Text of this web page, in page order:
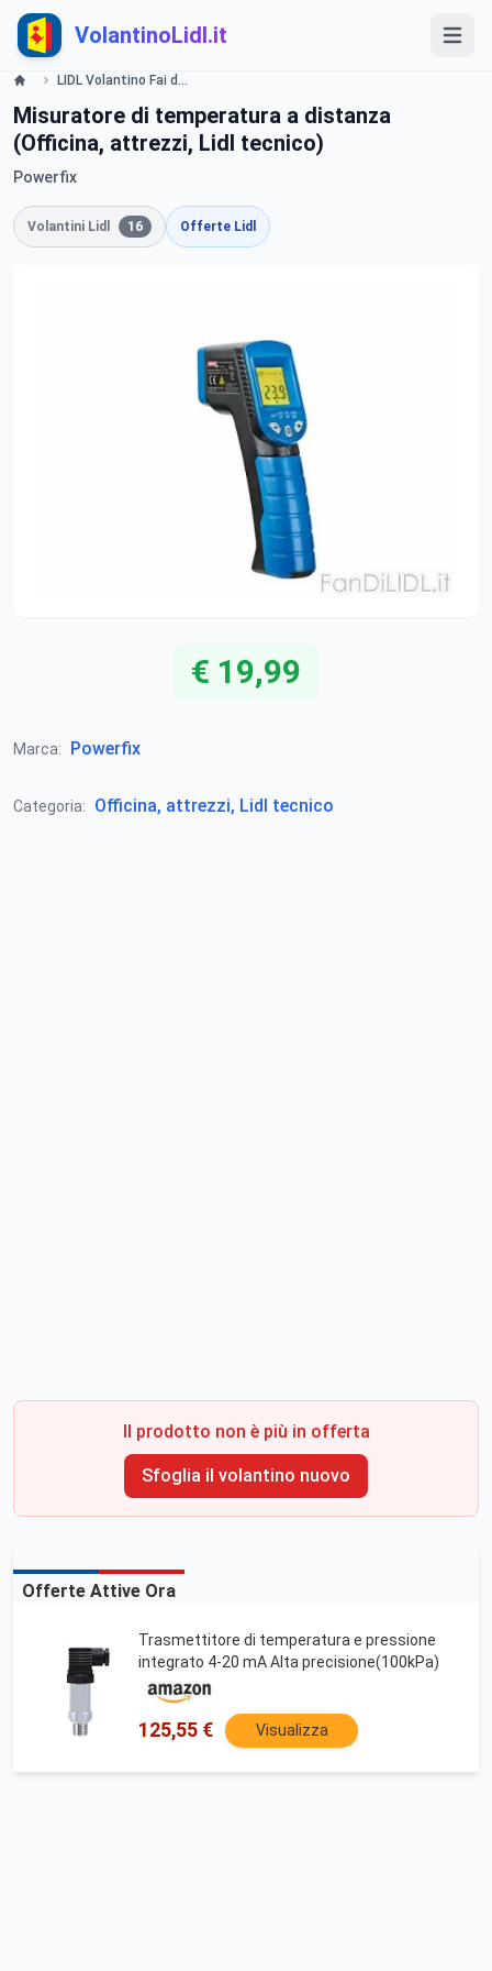
VolantinoLidl.it
LIDL Volantino Fai da te,Strumenti - valide dal 16 Gennaio 2014 Lidl
Misuratore di temperatura a distanza
(Officina, attrezzi, Lidl tecnico)
Powerfix
Volantini Lidl 16 Offerte Lidl
€ 19,99
Marca: Powerfix
Categoria: Officina, attrezzi, Lidl tecnico
Il prodotto non è più in offerta
Sfoglia il volantino nuovo
Offerte Attive Ora
Trasmettitore di temperatura e pressione
integrato 4-20 mA Alta precisione(100kPa)
125,55 € Visualizza